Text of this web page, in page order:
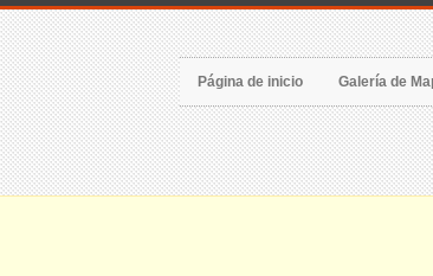
Página de inicio Galería de